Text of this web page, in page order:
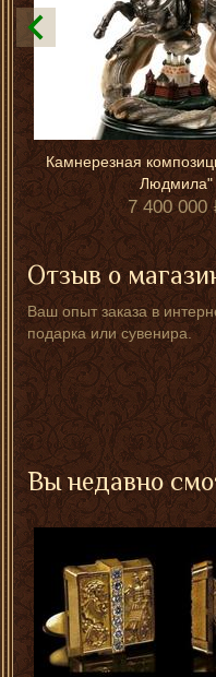
Камнерезная
Людмила"
7 400 000
Отзыв о
Ваш опыт заказа в
подарка или сувенира.
Вы недавно